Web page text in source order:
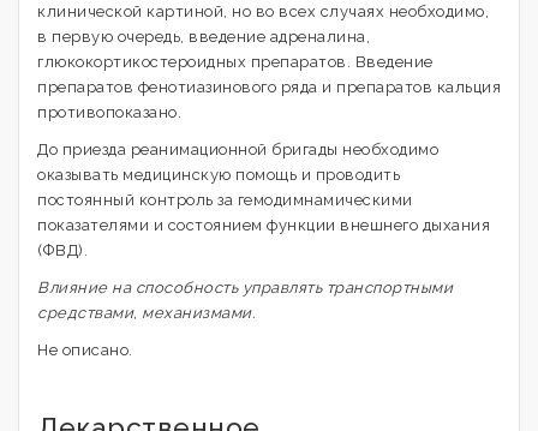
клинической картиной, но во всех случаях необходимо,
в первую очередь, введение адреналина,
глюкокортикостероидных препаратов. Введение
препаратов фенотиазинового ряда и препаратов кальция
противопоказано.
До приезда реанимационной бригады необходимо
оказывать медицинскую помощь и проводить
постоянный контроль за гемодимнамическими
показателями и состоянием функции внешнего дыхания
(ФВД).
Влияние на способность управлять транспортными
средствами, механизмами.
Не описано.